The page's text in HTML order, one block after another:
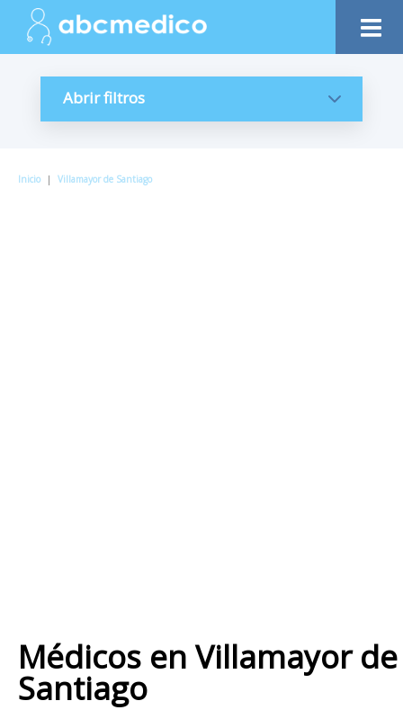
Abrir filtros
Inicio | Villamayor de Santiago
Médicos enVillamayor de
Santiago